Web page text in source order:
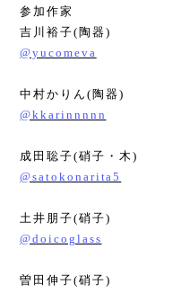
参加作家
吉川裕子( 陶器)
@yucomeva
中村かりん ( 陶器)
@kkarinnnnn
成田聡子(硝子・木 )
@satokonarita5
土井朋子(硝子)
@doicoglass
曽田伸子(硝子)